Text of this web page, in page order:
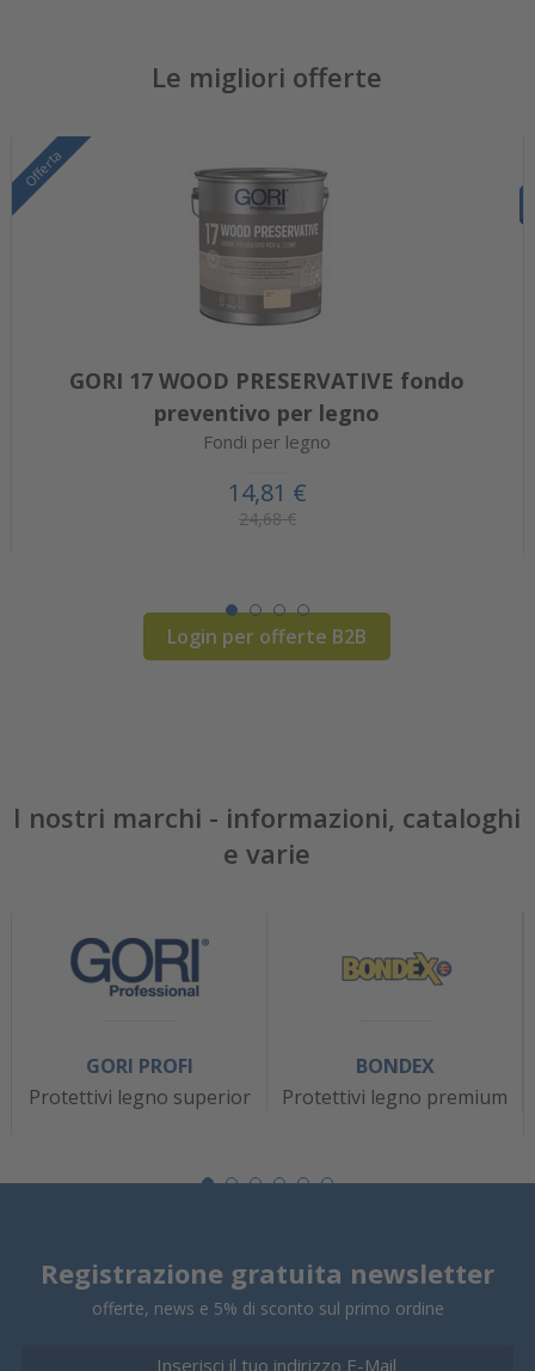
Le migliori offerte
Offerta
GORI 17 WOOD PRESERVATIVE fondo
preventivo per legno
Fondi per legno
14,81 €
24,68 €
Login per offerte B2B
I nostri marchi - informazioni, cataloghi
e varie
GORI PROFI
Protettivi legno superior
BONDEX
Protettivi legno premium
Registrazione gratuita newsletter
offerte, news e 5% di sconto sul primo ordine